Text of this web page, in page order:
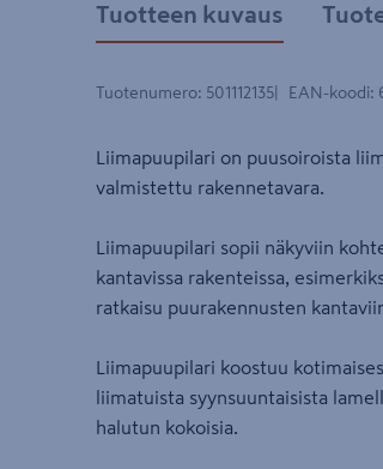
Tuotteen kuvaus
Tuotenumero: 501112135 EAN-koodi:
Liimapuupilari on puusoiroista
valmistettu rakennetavara.
Liimapuupilari sopii näkyviin
kantavissa rakenteissa,
ratkaisu puurakennusten
Liimapuupilari koostuu
liimatuista syynsuuntaisista
halutun kokoisia.